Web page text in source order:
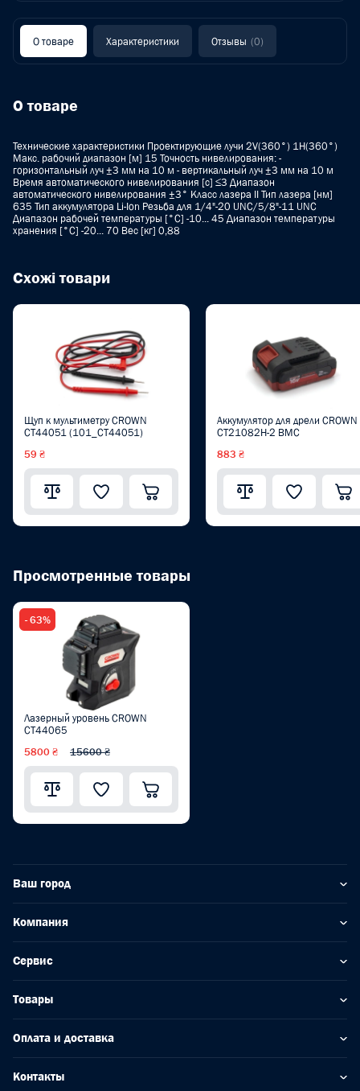
О товаре Характеристики Отзывы (0)
О товаре
Технические характеристики Проектирующие лучи 2V(360°) 1H(360°)
Макс. рабочий диапазон [м] 15 Точность нивелирования: -
горизонтальный луч ±3 мм на 10 м - вертикальный луч ±3 мм на 10 м
Время автоматического нивелирования [с] ≤3 Диапазон
автоматического нивелирования ±3° Класс лазера II Тип лазера [нм]
635 Тип аккумулятора Li-Ion Резьба для 1/4"-20 UNC/5/8"-11 UNC
Диапазон рабочей температуры [°C] -10... 45 Диапазон температуры
хранения [°C] -20... 70 Вес [кг] 0,88
Схожі товари
Щуп к мультиметру CROWN
CT44051 (101_CT44051)
59 ₴
Аккумулятор для дрели CROWN
CT21082H-2 BMC
883 ₴
Просмотренные товары
- 63%
Лазерный уровень CROWN
CT44065
5800 ₴ 15600 ₴
Ваш город
Компания
Сервис
Товары
Оплата и доставка
Контакты